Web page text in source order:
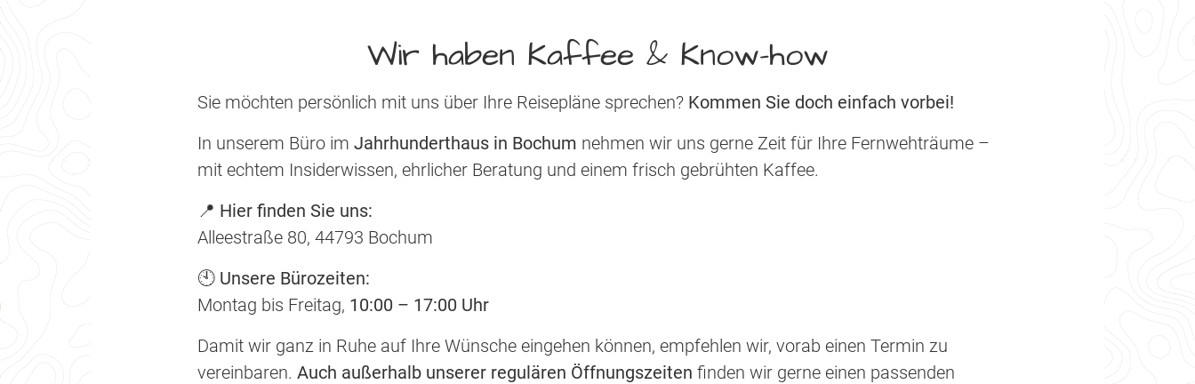
Wir haben Kaffee & Know-how
Sie möchten persönlich mit uns über Ihre Reisepläne sprechen? Kommen Sie doch einfach vorbei!
In unserem Büro im Jahrhunderthaus in Bochum nehmen wir uns gerne Zeit für Ihre Fernwehträume –
mit echtem Insiderwissen, ehrlicher Beratung und einem frisch gebrühten Kaffee.
📍 Hier finden Sie uns:
Alleestraße 80, 44793 Bochum
🕙 Unsere Bürozeiten:
Montag bis Freitag, 10:00 – 17:00 Uhr
Damit wir ganz in Ruhe auf Ihre Wünsche eingehen können, empfehlen wir, vorab einen Termin zu
vereinbaren. Auch außerhalb unserer regulären Öffnungszeiten finden wir gerne einen passenden